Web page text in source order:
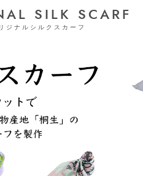
SILK SCARF
ジナルシルクスカーフ